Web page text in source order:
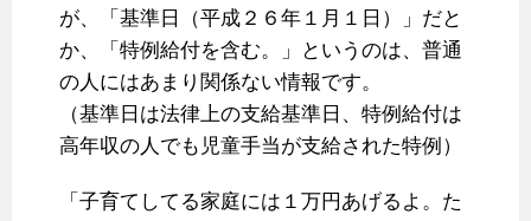
が、「基準日（平成２６年１月１日）」だと
か、「特例給付を含む。」というのは、普通
の人にはあまり関係ない情報です。
（基準日は法律上の支給基準日、特例給付は
高年収の人でも児童手当が支給された特例）
「子育てしてる家庭には１万円あげるよ。た